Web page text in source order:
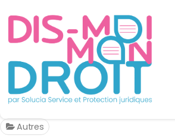
Autres